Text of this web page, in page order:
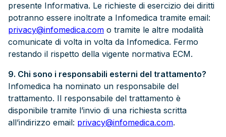
presente Informativa. Le richieste di esercizio dei diritti
potranno essere inoltrate a Infomedica tramite email:
privacy@infomedica.com o tramite le altre modalità
comunicate di volta in volta da Infomedica. Fermo
restando il rispetto della vigente normativa ECM.
9. Chi sono i responsabili esterni del trattamento?
Infomedica ha nominato un responsabile del
trattamento. Il responsabile del trattamento è
disponibile tramite l’invio di una richiesta scritta
all’indirizzo email: privacy@infomedica.com.